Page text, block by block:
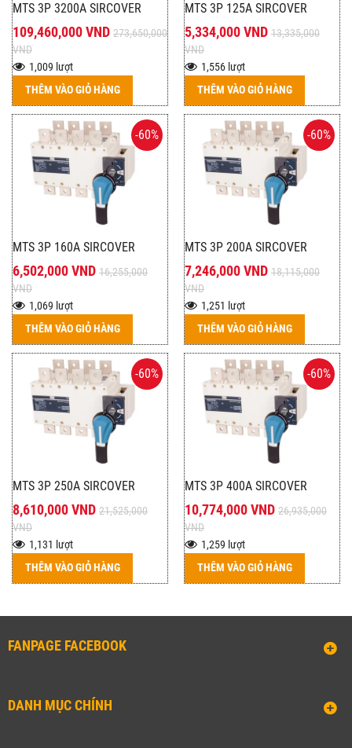
MTS 3P 3200A SIRCOVER
109,460,000 VND 273,650,000
VND
1,009 lượt
THÊM VÀO GIỎ HÀNG
MTS 3P 125A SIRCOVER
5,334,000 VND 13,335,000
VND
1,556 lượt
THÊM VÀO GIỎ HÀNG
-60%
MTS 3P 160A SIRCOVER
6,502,000 VND 16,255,000
VND
1,069 lượt
THÊM VÀO GIỎ HÀNG
-60%
MTS 3P 200A SIRCOVER
7,246,000 VND 18,115,000
VND
1,251 lượt
THÊM VÀO GIỎ HÀNG
-60%
MTS 3P 250A SIRCOVER
8,610,000 VND 21,525,000
VND
1,131 lượt
THÊM VÀO GIỎ HÀNG
-60%
MTS 3P 400A SIRCOVER
10,774,000 VND 26,935,000
VND
1,259 lượt
THÊM VÀO GIỎ HÀNG
FANPAGE FACEBOOK
DANH MỤC CHÍNH